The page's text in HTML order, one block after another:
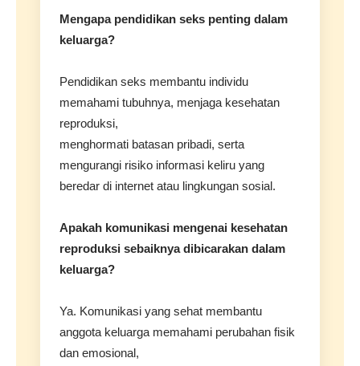
Mengapa pendidikan seks penting dalam
keluarga?
Pendidikan seks membantu individu
memahami tubuhnya, menjaga kesehatan
reproduksi,
menghormati batasan pribadi, serta
mengurangi risiko informasi keliru yang
beredar di internet atau lingkungan sosial.
Apakah komunikasi mengenai kesehatan
reproduksi sebaiknya dibicarakan dalam
keluarga?
Ya. Komunikasi yang sehat membantu
anggota keluarga memahami perubahan fisik
dan emosional,